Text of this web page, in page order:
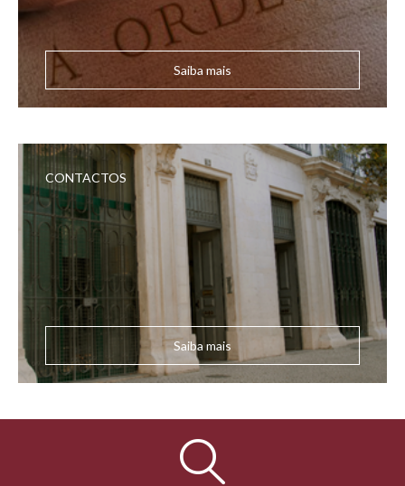
Saiba mais
CONTACTOS
Saiba mais